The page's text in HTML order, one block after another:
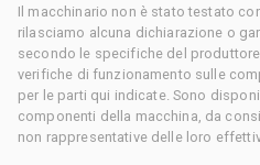
Il macchinario non è stato testato
rilasciamo alcuna dichiarazione o
secondo le specifiche del
verifiche di funzionamento sulle
per le parti qui indicate. Sono
componenti della macchina, da
non rappresentative delle loro